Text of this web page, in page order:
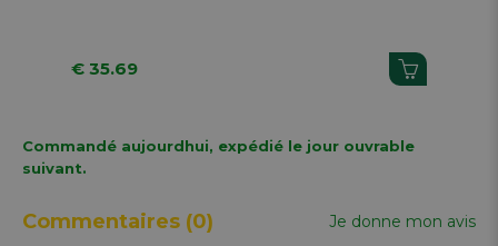
€ 35.69
Commandé aujourdhui, expédié le jour ouvrable
suivant.
Commentaires (0) Je donne mon avis